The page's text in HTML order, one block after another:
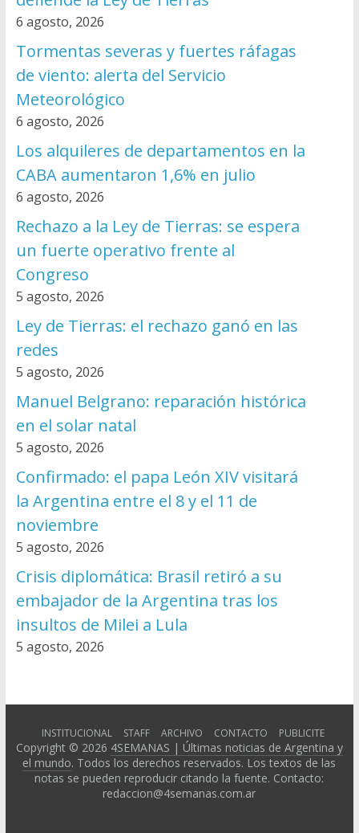
6 agosto, 2026
Tormentas severas y fuertes ráfagas
de viento: alerta del Servicio
Meteorológico
6 agosto, 2026
Los alquileres de departamentos en la
CABA aumentaron 1,6% en julio
6 agosto, 2026
Rechazo a la Ley de Tierras: se espera
un fuerte operativo frente al
Congreso
5 agosto, 2026
Ley de Tierras: el rechazo ganó en las
redes
5 agosto, 2026
Manuel Belgrano: reparación histórica
en el solar natal
5 agosto, 2026
Confirmado: el papa León XIV visitará
la Argentina entre el 8 y el 11 de
noviembre
5 agosto, 2026
Crisis diplomática: Brasil retiró a su
embajador de la Argentina tras los
insultos de Milei a Lula
5 agosto, 2026
INSTITUCIONAL STAFF ARCHIVO CONTACTO PUBLICITE
Copyright © 2026 4SEMANAS | Últimas noticias de Argentina y
el mundo. Todos los derechos reservados. Los textos de las
notas se pueden reproducir citando la fuente. Contacto:
redaccion@4semanas.com.ar